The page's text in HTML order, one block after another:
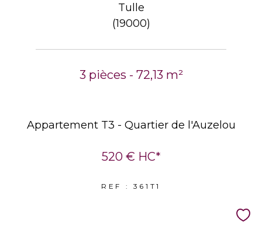
Tulle
(19000)
3 pièces - 72,13 m²
Appartement T3 - Quartier de l'Auzelou
520 € HC*
REF : 361T1